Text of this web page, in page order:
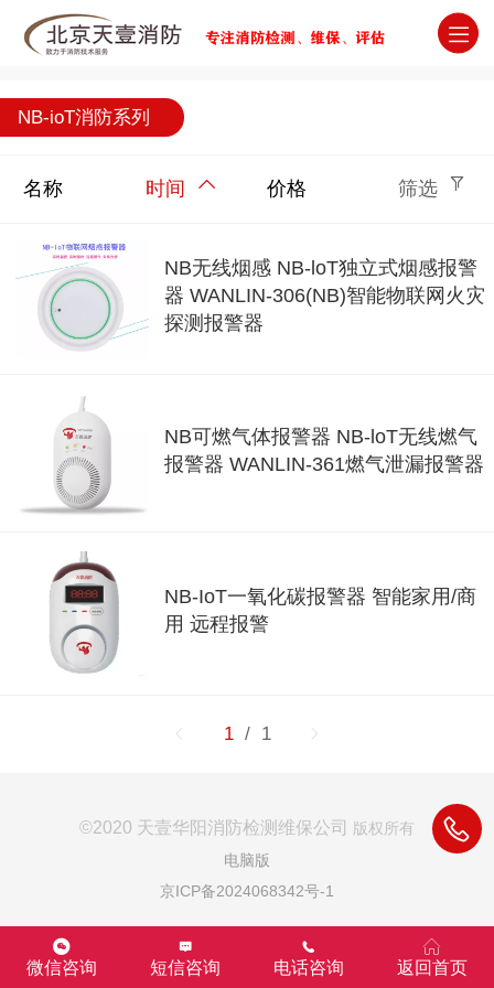
北京消防检测维保评估灭火器年检公司
NB-ioT消防系列
名称 时间 价格 筛选
NB无线烟感 NB-loT独立式烟感报警
器 WANLIN-306(NB)智能物联网火灾
探测报警器
NB可燃气体报警器 NB-loT无线燃气
报警器 WANLIN-361燃气泄漏报警器
NB-IoT一氧化碳报警器 智能家用/商
用 远程报警
1 / 1
©2020 天壹华阳消防检测维保公司
版权所有
电脑版
京ICP备2024068342号-1
微信咨询 短信咨询 电话咨询 返回首页